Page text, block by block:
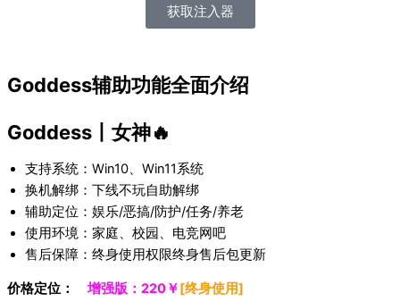
获取注入器
Goddess辅助功能全面介绍
Goddess丨女神🔥
支持系统：Win10、Win11系统
换机解绑：下线不玩自助解绑
辅助定位：娱乐/恶搞/防护/任务/养老
使用环境：家庭、校园、电竞网吧
售后保障：终身使用权限终身售后包更新
价格定位： 丨增强版：220￥[终身使用]